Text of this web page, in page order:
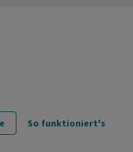
So funktioniert's